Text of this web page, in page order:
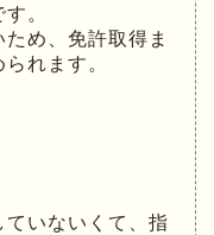
。
め、免許取得ま
れます。
いないくて、指